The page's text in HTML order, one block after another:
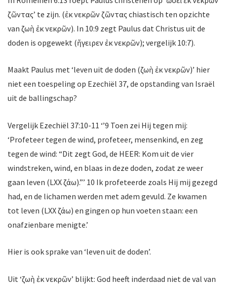
ζῶντας’ te zijn. (ἐκ νεκρῶν ζῶντας chiastisch ten opzichte
van ζωὴ ἐκ νεκρῶν). In 10:9 zegt Paulus dat Christus uit de
doden is opgewekt (ἤγειρεν ἐκ νεκρῶν); vergelijk 10:7).
Maakt Paulus met ‘leven uit de doden (ζωὴ ἐκ νεκρῶν)’ hier
niet een toespeling op Ezechiël 37, de opstanding van Israël
uit de ballingschap?
Vergelijk Ezechiël 37:10-11 ‘’9 Toen zei Hij tegen mij:
‘Profeteer tegen de wind, profeteer, mensenkind, en zeg
tegen de wind: “Dit zegt God, de HEER: Kom uit de vier
windstreken, wind, en blaas in deze doden, zodat ze weer
gaan leven (LXXζάω).”’ 10 Ik profeteerde zoals Hij mij gezegd
had, en de lichamen werden met adem gevuld. Ze kwamen
tot leven (LXXζάω) en gingen op hun voeten staan: een
onafzienbare menigte.’
Hier is ook sprake van ‘leven uit de doden’.
Uit ‘ζωὴ ἐκ νεκρῶν’ blijkt: God heeft inderdaad niet de val van